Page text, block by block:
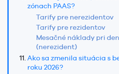
zónach PAAS?
Tarify pre nerezidentov
Tarify pre rezidentov
Mesačné náklady pri
(nerezident)
Ako sa zmenila situácia s
roku 2026?